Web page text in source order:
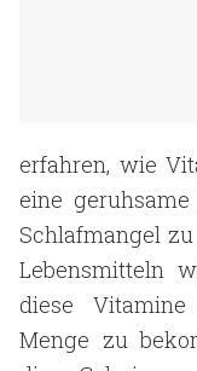
erfahren, wie
eine
Schlafmangel
Lebensmitteln
diese
Menge zu